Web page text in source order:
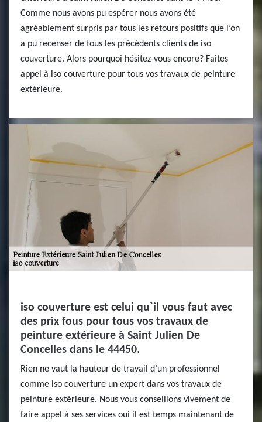
Comme nous avons pu espérer nous avons été
agréablement surpris par tous les retours positifs que l’on
a pu recenser de tous les précédents clients de iso
couverture. Alors pourquoi hésitez-vous encore? Faites
appel à iso couverture pour tous vos travaux de peinture
extérieure.
iso couverture est celui qu`il vous faut avec
des prix fous pour tous vos travaux de
peinture extérieure à Saint Julien De
Concelles dans le 44450.
Rien ne vaut la hauteur de travail d’un professionnel
comme iso couverture un expert dans vos travaux de
peinture extérieure. Nous vous conseillons vivement de
faire appel à ses services oui il est temps maintenant de